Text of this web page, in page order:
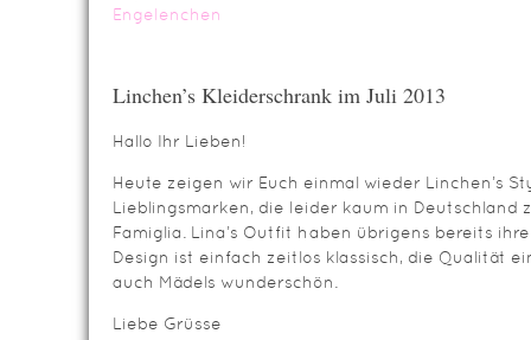
Engelenchen
Linchen’s Kleiderschrank im Juli 2013
Hallo Ihr Lieben!
Heute zeigen wir Euch einmal wieder Linchen’s
Lieblingsmarken, die leider kaum in Deutschland
Famiglia. Lina’s Outfit haben übrigens bereits
Design ist einfach zeitlos klassisch, die Qualität
auch Mädels wunderschön.
Liebe Grüsse